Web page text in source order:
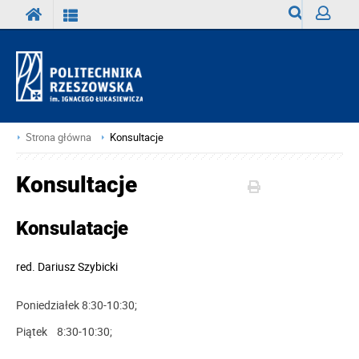
Strona główna Konsultacje
Konsultacje
Konsulatacje
red. Dariusz Szybicki
Poniedziałek 8:30-10:30;
Piątek 8:30-10:30;